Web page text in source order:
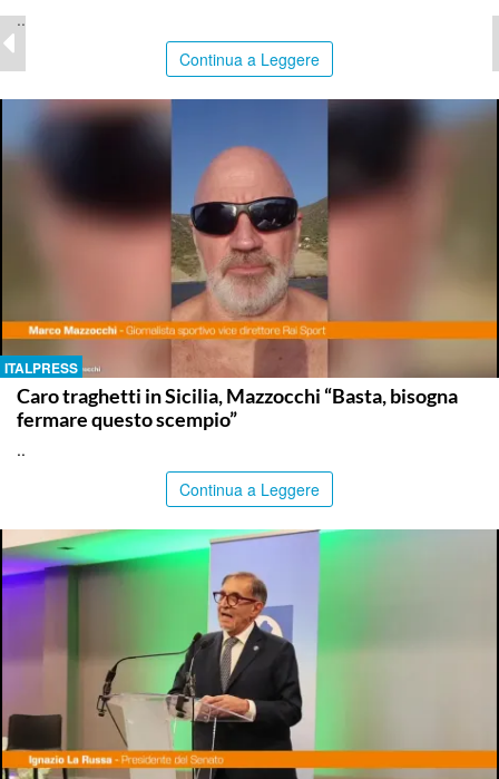
..
Continua a Leggere
ITALPRESS
Caro traghetti in Sicilia, Mazzocchi “Basta, bisogna
fermare questo scempio”
..
Continua a Leggere